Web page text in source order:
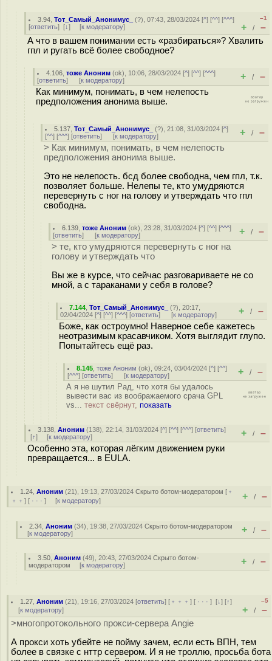
3.94 ,Тот_Самый_Анонимус_ (?), 07:43, 28/03/2024 [^] [^^] [^^^]
[ответить] [↓] [к модератору]
–1
+ / –
А что в вашем понимании есть «разбираться»? Хвалить
гпл и ругать всё более свободное?
4.106 ,тоже Аноним (ok), 10:06, 28/03/2024 [^] [^^] [^^^]
[ответить] [к модератору] + / –
Как минимум, понимать, в чем нелепость
предположения анонима выше.
5.137 ,Тот_Самый_Анонимус_ (?), 21:08, 31/03/2024 [^]
[^^] [^^^] [ответить] [к модератору] + / –
> Как минимум, понимать, в чем нелепость
предположения анонима выше.
Это не нелепость. бсд более свободна, чем гпл, т.к.
позволяет больше. Нелепы те, кто умудряются
перевернуть с ног на голову и утверждать что гпл
свободна.
6.139 ,тоже Аноним (ok), 23:28, 31/03/2024 [^] [^^] [^^^]
[ответить] [к модератору] + / –
> те, кто умудряются перевернуть с ног на
голову и утверждать что
Вы же в курсе, что сейчас разговариваете не со
мной, а с тараканами у себя в голове?
7.144 ,Тот_Самый_Анонимус_ (?), 20:17,
02/04/2024 [^] [^^] [^^^] [ответить] [к модератору] + / –
Боже, как остроумно! Наверное себе кажетесь
неотразимым красавчиком. Хотя выглядит глупо.
Попытайтесь ещё раз.
8.145 ,тоже Аноним (ok), 09:24, 03/04/2024 [^] [^^]
[^^^] [ответить] [к модератору] + / –
А я не шутил Рад, что хотя бы удалось
вывести вас из воображаемого срача GPL
vs... текст свёрнут, показать
3.138 ,Аноним (138), 22:14, 31/03/2024 [^] [^^] [^^^] [ответить]
[↑] [к модератору] + / –
Особенно эта, которая лёгким движением руки
превращается... в EULA.
1.24 ,Аноним (21), 19:13, 27/03/2024Скрыто ботом-модератором [ ﹢
﹢﹢ ] [ · · · ] [к модератору] + / –
2.34 ,Аноним (34), 19:38, 27/03/2024Скрыто ботом-модератором
[к модератору] + / –
3.50 ,Аноним (49), 20:43, 27/03/2024Скрыто ботом-
модератором [к модератору] + / –
1.27 ,Аноним (21), 19:16, 27/03/2024 [ответить] [ ﹢﹢﹢] [ · · ·][↓] [↑]
[к модератору]
–5
+ / –
>многопротокольного прокси-сервера Angie
А прокси хоть убейте не пойму зачем, если есть ВПН, тем
более в связке с нттр сервером. И я не троллю, просьба бота